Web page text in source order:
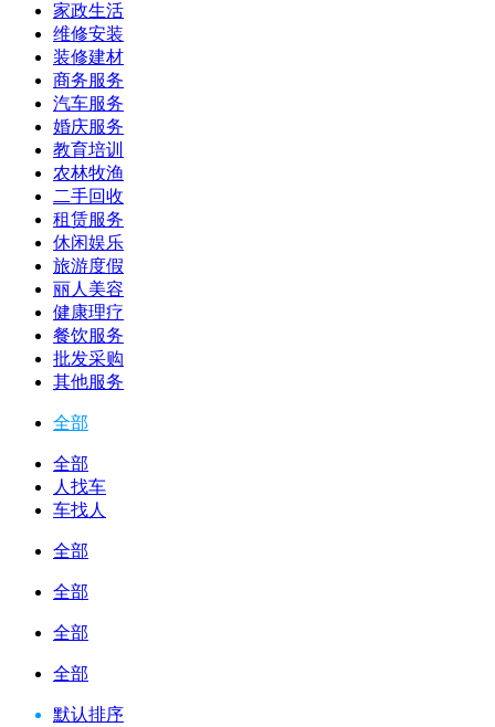
家政生活
维修安装
装修建材
商务服务
汽车服务
婚庆服务
教育培训
农林牧渔
二手回收
租赁服务
休闲娱乐
旅游度假
丽人美容
健康理疗
餐饮服务
批发采购
其他服务
全部
全部
人找车
车找人
全部
全部
全部
全部
默认排序